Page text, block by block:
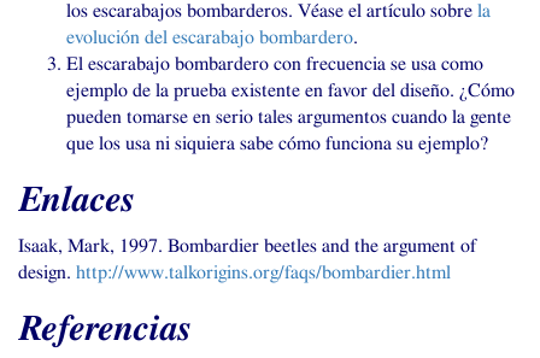
los escarabajos bombarderos. Véase el artículo sobre la
evolución del escarabajo bombardero.
El escarabajo bombardero con frecuencia se usa como
ejemplo de la prueba existente en favor del diseño. ¿Cómo
pueden tomarse en serio tales argumentos cuando la gente
que los usa ni siquiera sabe cómo funciona su ejemplo?
Enlaces
Isaak, Mark, 1997. Bombardier beetles and the argument of
design. http://www.talkorigins.org/faqs/bombardier.html
Referencias